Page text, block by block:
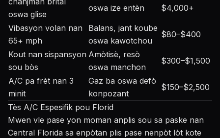
oswa glise
oswa ize entèn
$4,000+
Vibasyon volan nan
65+ mph
Balans, jant koube
oswa kawotchou
$80–$400
Kout nan sispansyon
sou bòs
Amòtisè, resò
oswa manchon
$300–$1,500
A/C pa frèt nan 3
minit
Gaz ba oswa defò
konpozant
$150–$2,500
Tès A/C Espesifik pou Florid
Mwen vle pase yon moman anplis sou sa paske nan
Central Florida sa enpòtan plis pase nenpòt lòt kote